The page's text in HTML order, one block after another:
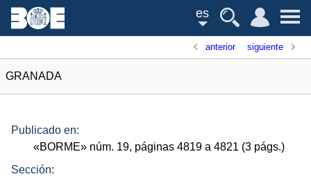
es
anterior siguiente
GRANADA
Publicado en:
«BORME» núm. 19, páginas 4819 a 4821 (3 págs.)
Sección: